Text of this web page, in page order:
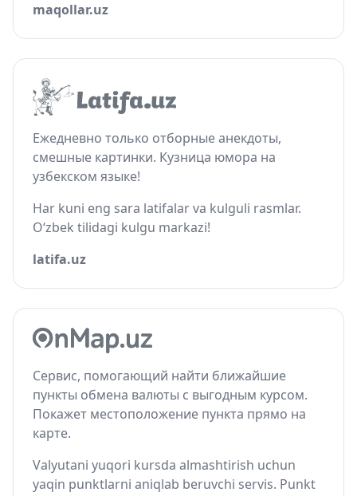
maqollar.uz
Ежедневно только отборные анекдоты,
смешные картинки. Кузница юмора на
узбекском языке!
Har kuni eng sara latifalar va kulguli rasmlar.
O‘zbek tilidagi kulgu markazi!
latifa.uz
Сервис, помогающий найти ближайшие
пункты обмена валюты с выгодным курсом.
Покажет местоположение пункта прямо на
карте.
Valyutani yuqori kursda almashtirish uchun
yaqin punktlarni aniqlab beruvchi servis. Punkt